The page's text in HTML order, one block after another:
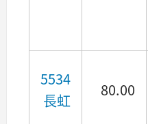
5534
長虹
80.00